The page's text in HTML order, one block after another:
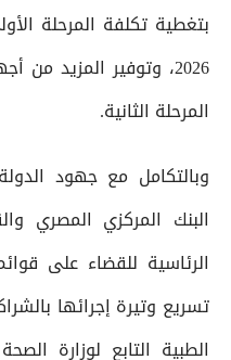
بتغطية تكلفة المرحلة
2026، وتوفير المزيد
المرحلة الثانية.
وبالتكامل مع جهود
البنك المركزي المصري
الرئاسية للقضاء على
تسريع وتيرة إجرائها
الطبية التابع لوزارة